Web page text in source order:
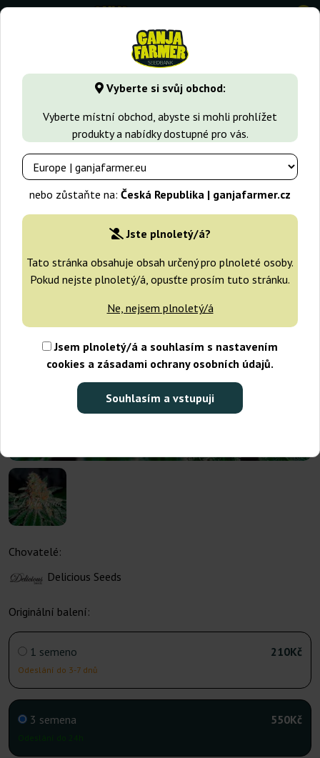
Vyberte si svůj obchod:
Vyberte místní obchod, abyste si mohli prohlížet
produkty a nabídky dostupné pro vás.
nebo zůstaňte na: Česká Republika | ganjafarmer.cz
Jste plnoletý/á?
Tato stránka obsahuje obsah určený pro plnoleté osoby.
Pokud nejste plnoletý/á, opusťte prosím tuto stránku.
Ne, nejsem plnoletý/á
Jsem plnoletý/á a souhlasím s nastavením
cookies a zásadami ochrany osobních údajů.
Souhlasím a vstupuji
0
GanjaFarmer.cz Typy Semen Marihuany Feminizovaná
Chovatelé:
Delicious Seeds
Originální balení:
1 semeno
Odeslání do 3-7 dnů
210Kč
3 semena 550Kč